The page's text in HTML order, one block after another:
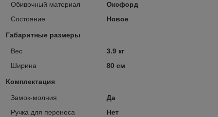
Обивочный материал
Оксфорд
Состояние
Новое
Габаритные размеры
Вес
3.9 кг
Ширина
80 см
Комплектация
Замок-молния
Да
Ручка для переноса
Нет